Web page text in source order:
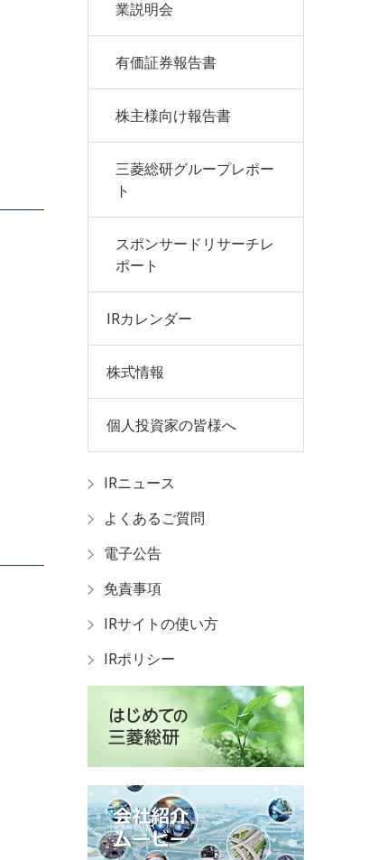
業説明会
有価証券報告書
株主様向け報告書
三菱総研グループレポー
ト
スポンサードリサーチレ
ポート
IRカレンダー
株式情報
個人投資家の皆様へ
IRニュース
よくあるご質問
電子公告
免責事項
IRサイトの使い方
IRポリシー